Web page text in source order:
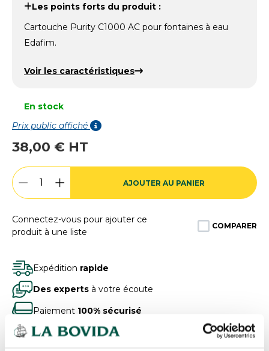
Les points forts du produit :
Cartouche Purity C1000 AC pour fontaines à eau
Edafim.
Voir les caractéristiques
En stock
Prix public affiché
38,00 € HT
AJOUTER AU PANIER
Connectez-vous pour ajouter ce
produit à une liste
COMPARER
Expédition rapide
Des experts à votre écoute
Paiement 100% sécurisé
Devis
gratuits